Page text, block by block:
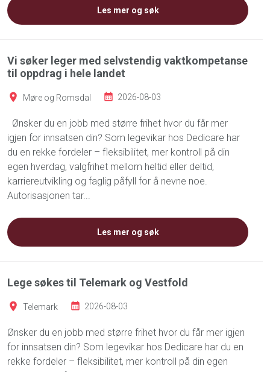
Les mer og søk
Vi søker leger med selvstendig vaktkompetanse
til oppdrag i hele landet
Møre og Romsdal 2026-08-03
Ønsker du en jobb med større frihet hvor du får mer
igjen for innsatsen din? Som legevikar hos Dedicare har
du en rekke fordeler – fleksibilitet, mer kontroll på din
egen hverdag, valgfrihet mellom heltid eller deltid,
karriereutvikling og faglig påfyll for å nevne noe.
Autorisasjonen tar...
Les mer og søk
Lege søkes til Telemark og Vestfold
Telemark 2026-08-03
Ønsker du en jobb med større frihet hvor du får mer igjen
for innsatsen din? Som legevikar hos Dedicare har du en
rekke fordeler – fleksibilitet, mer kontroll på din egen